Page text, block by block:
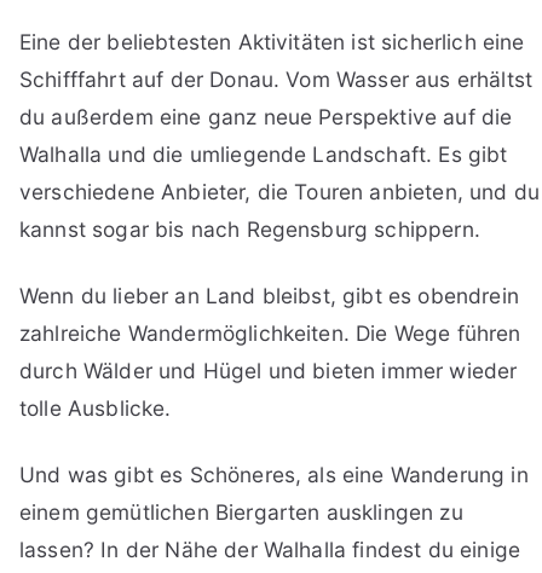
Eine der beliebtesten Aktivitäten ist sicherlich eine
Schifffahrt auf der Donau. Vom Wasser aus erhältst
du außerdem eine ganz neue Perspektive auf die
Walhalla und die umliegende Landschaft. Es gibt
verschiedene Anbieter, die Touren anbieten, und du
kannst sogar bis nach Regensburg schippern.
Wenn du lieber an Land bleibst, gibt es obendrein
zahlreiche Wandermöglichkeiten. Die Wege führen
durch Wälder und Hügel und bieten immer wieder
tolle Ausblicke.
Und was gibt es Schöneres, als eine Wanderung in
einem gemütlichen Biergarten ausklingen zu
lassen? In der Nähe der Walhalla findest du einige